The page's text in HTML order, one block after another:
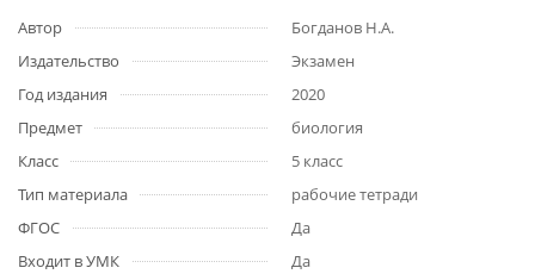
Автор
Богданов Н.А.
Издательство
Экзамен
Год издания
2020
Предмет
биология
Класс
5 класс
Тип материала
рабочие тетради
ФГОС
Да
Входит в УМК
Да